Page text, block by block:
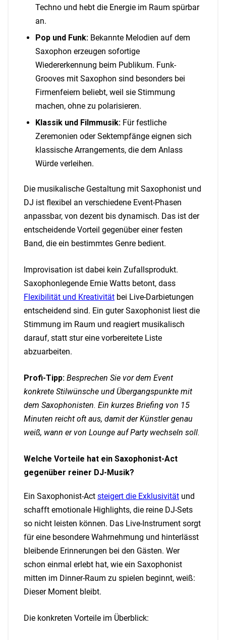
Techno und hebt die Energie im Raum spürbar
an.
Pop und Funk: Bekannte Melodien auf dem
Saxophon erzeugen sofortige
Wiedererkennung beim Publikum. Funk-
Grooves mit Saxophon sind besonders bei
Firmenfeiern beliebt, weil sie Stimmung
machen, ohne zu polarisieren.
Klassik und Filmmusik: Für festliche
Zeremonien oder Sektempfänge eignen sich
klassische Arrangements, die dem Anlass
Würde verleihen.
Die musikalische Gestaltung mit Saxophonist und
DJ ist flexibel an verschiedene Event-Phasen
anpassbar, von dezent bis dynamisch. Das ist der
entscheidende Vorteil gegenüber einer festen
Band, die ein bestimmtes Genre bedient.
Improvisation ist dabei kein Zufallsprodukt.
Saxophonlegende Ernie Watts betont, dass
Flexibilität und Kreativität bei Live-Darbietungen
entscheidend sind. Ein guter Saxophonist liest die
Stimmung im Raum und reagiert musikalisch
darauf, statt stur eine vorbereitete Liste
abzuarbeiten.
Profi-Tipp: Besprechen Sie vor dem Event
konkrete Stilwünsche und Übergangspunkte mit
dem Saxophonisten. Ein kurzes Briefing von 15
Minuten reicht oft aus, damit der Künstler genau
weiß, wann er von Lounge auf Party wechseln soll.
Welche Vorteile hat ein Saxophonist-Act
gegenüber reiner DJ-Musik?
Ein Saxophonist-Act steigert die Exklusivität und
schafft emotionale Highlights, die reine DJ-Sets
so nicht leisten können. Das Live-Instrument sorgt
für eine besondere Wahrnehmung und hinterlässt
bleibende Erinnerungen bei den Gästen. Wer
schon einmal erlebt hat, wie ein Saxophonist
mitten im Dinner-Raum zu spielen beginnt, weiß:
Dieser Moment bleibt.
Die konkreten Vorteile im Überblick: